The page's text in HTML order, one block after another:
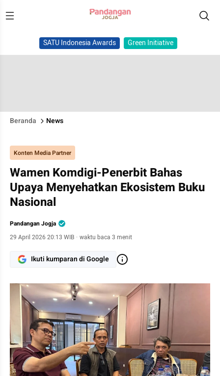
SATU Indonesia Awards Green Initiative
Beranda News
Konten Media Partner
Wamen Komdigi-Penerbit Bahas
Upaya Menyehatkan Ekosistem Buku
Nasional
Pandangan Jogja
29 April 2026 20:13 WIB · waktu baca 3 menit
Ikuti kumparan di Google